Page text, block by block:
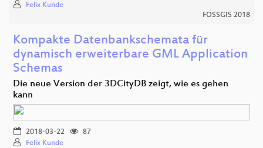
Felix Kunde
FOSSGIS 2018
Kompakte Datenbankschemata für
dynamisch erweiterbare GML Application
Schemas
Die neue Version der 3DCityDB zeigt, wie es gehen
kann
2018-03-22
87
Felix Kunde